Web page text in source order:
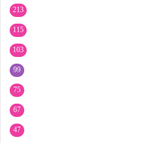
213
115
103
99
75
67
47